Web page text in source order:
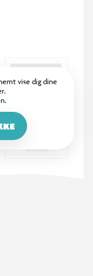
vise dig dine